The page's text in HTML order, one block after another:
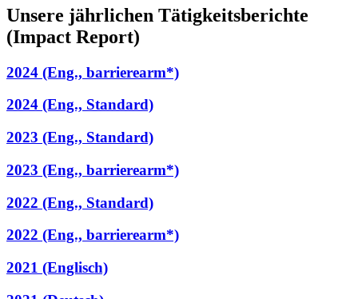
Unsere jährlichen Tätigkeitsberichte
(Impact Report)
2024 (Eng., barrierearm*)
2024 (Eng., Standard)
2023 (Eng., Standard)
2023 (Eng., barrierearm*)
2022 (Eng., Standard)
2022 (Eng., barrierearm*)
2021 (Englisch)